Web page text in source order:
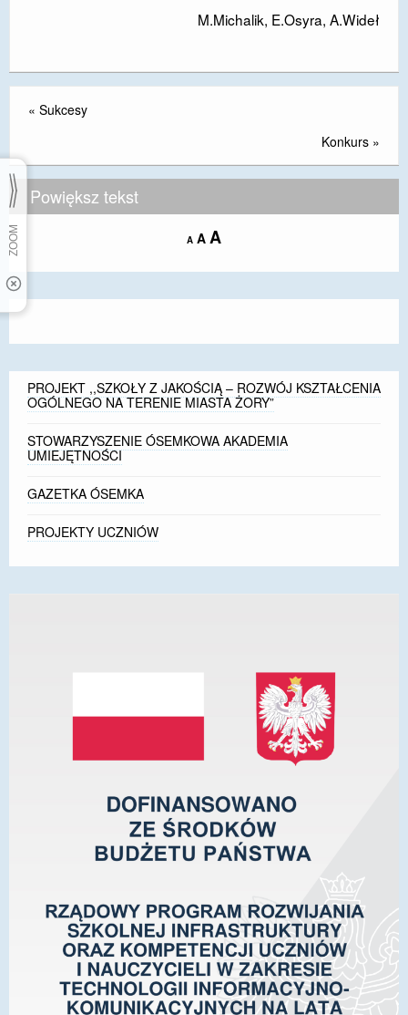
M.Michalik, E.Osyra, A.Wideł
« Sukcesy
Konkurs »
Powiększ tekst
A Decrease
size.
A Reset
size.
AIncrease
size.
PROJEKT ,,SZKOŁY Z JAKOŚCIĄ – ROZWÓJ KSZTAŁCENIA
OGÓLNEGO NA TERENIE MIASTA ŻORY”
STOWARZYSZENIE ÓSEMKOWA AKADEMIA
UMIEJĘTNOŚCI
GAZETKA ÓSEMKA
PROJEKTY UCZNIÓW